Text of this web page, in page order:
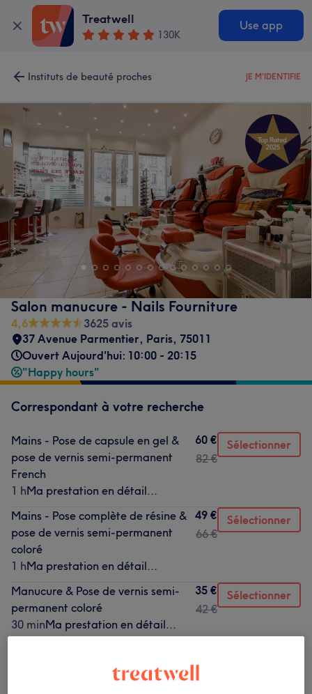
Treatwell
130K
Use app
Instituts de beauté proches JE M'IDENTIFIE
Salon manucure - Nails Fourniture
4,6
3625 avis
37 Avenue Parmentier, Paris, 75011
Ouvert Aujourd'hui: 10:00 - 20:15
"Happy hours"
Correspondant à votre recherche
Mains - Pose de capsule en gel &
pose de vernis semi-permanent
French
1 hMa prestation en détail...
60 €
82 €
Sélectionner
Mains - Pose complète de résine &
pose de vernis semi-permanent
coloré
1 hMa prestation en détail...
49 €
66 €
Sélectionner
Manucure & Pose de vernis semi-
permanent coloré
30 minMa prestation en détail...
35 €
42 €
Sélectionner
Ma prestation en détail...
47 €